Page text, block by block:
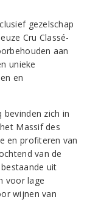
gezelschap
Cru Classé-
aan
unieke
en
bevinden zich in
Massif des
en profiteren van
van de
uit
voor lage
wijnen van